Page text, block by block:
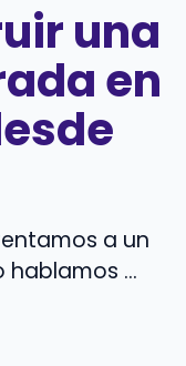
una
en
a un
...